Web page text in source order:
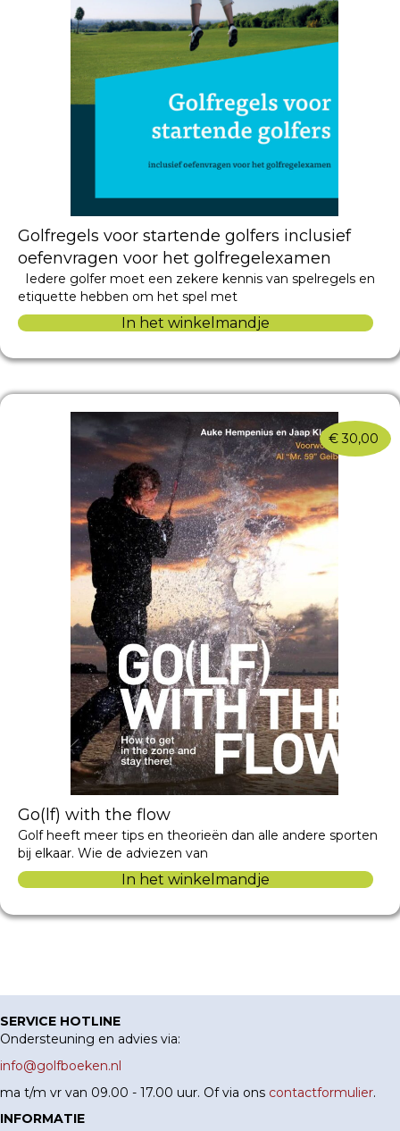
Golfregels voor startende golfers inclusief
oefenvragen voor het golfregelexamen
Iedere golfer moet een zekere kennis van spelregels en
etiquette hebben om het spel met
In het winkelmandje
€ 30,00
Go(lf) with the flow
Golf heeft meer tips en theorieën dan alle andere sporten
bij elkaar. Wie de adviezen van
In het winkelmandje
SERVICE HOTLINE
Ondersteuning en advies via:
info@golfboeken.nl
ma t/m vr van 09.00 - 17.00 uur. Of via ons contactformulier.
INFORMATIE